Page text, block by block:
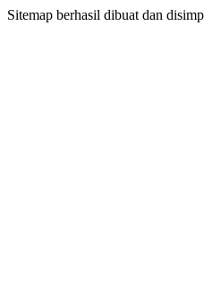
Sitemap berhasil dibuat dan